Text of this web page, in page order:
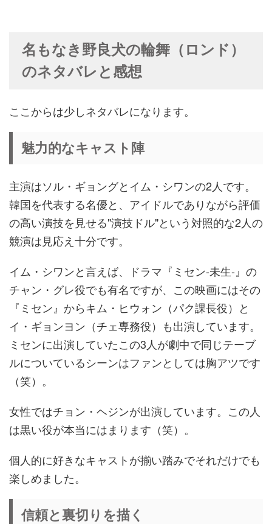
名もなき野良犬の輪舞（ロンド）
のネタバレと感想
ここからは少しネタバレになります。
魅力的なキャスト陣
主演はソル・ギョングとイム・シワンの2人です。
韓国を代表する名優と、アイドルでありながら評価
の高い演技を見せる"演技ドル"という対照的な2人の
競演は見応え十分です。
イム・シワンと言えば、ドラマ『ミセン-未生-』の
チャン・グレ役でも有名ですが、この映画にはその
『ミセン』からキム・ヒウォン（パク課長役）と
イ・ギョンヨン（チェ専務役）も出演しています。
ミセンに出演していたこの3人が劇中で同じテーブ
ルについているシーンはファンとしては胸アツです
（笑）。
女性ではチョン・ヘジンが出演しています。この人
は黒い役が本当にはまります（笑）。
個人的に好きなキャストが揃い踏みでそれだけでも
楽しめました。
信頼と裏切りを描く